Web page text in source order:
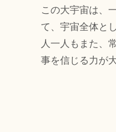
この大宇宙は、
て、宇宙全体と
人一人もまた、
事を信じる力が